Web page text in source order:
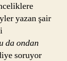
yazan şair
da ondan
soruyor